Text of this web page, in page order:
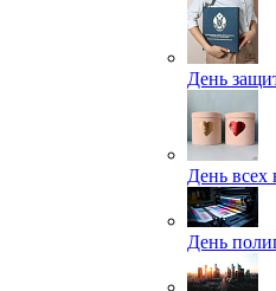
День
День
День